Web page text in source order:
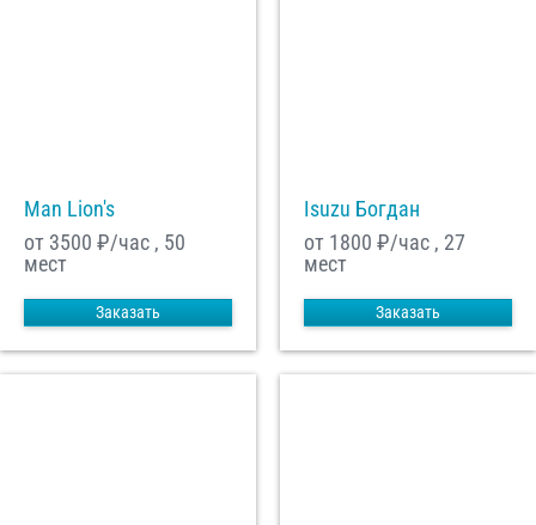
Man Lion's
от 3500 ₽/час , 50
мест
Заказать
Isuzu Богдан
от 1800 ₽/час , 27
мест
Заказать